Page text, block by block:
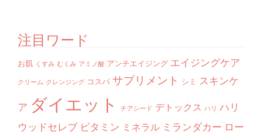
注目ワード
お肌 くすみ むくみ アミノ酸 アンチエイジング エイジングケア
クリーム クレンジング コスパ サプリメント シミ スキンケ
ア ダイエット チアシード デトックス ハリ ハリ
ウッドセレブ ビタミン ミネラル ミランダカー ロー